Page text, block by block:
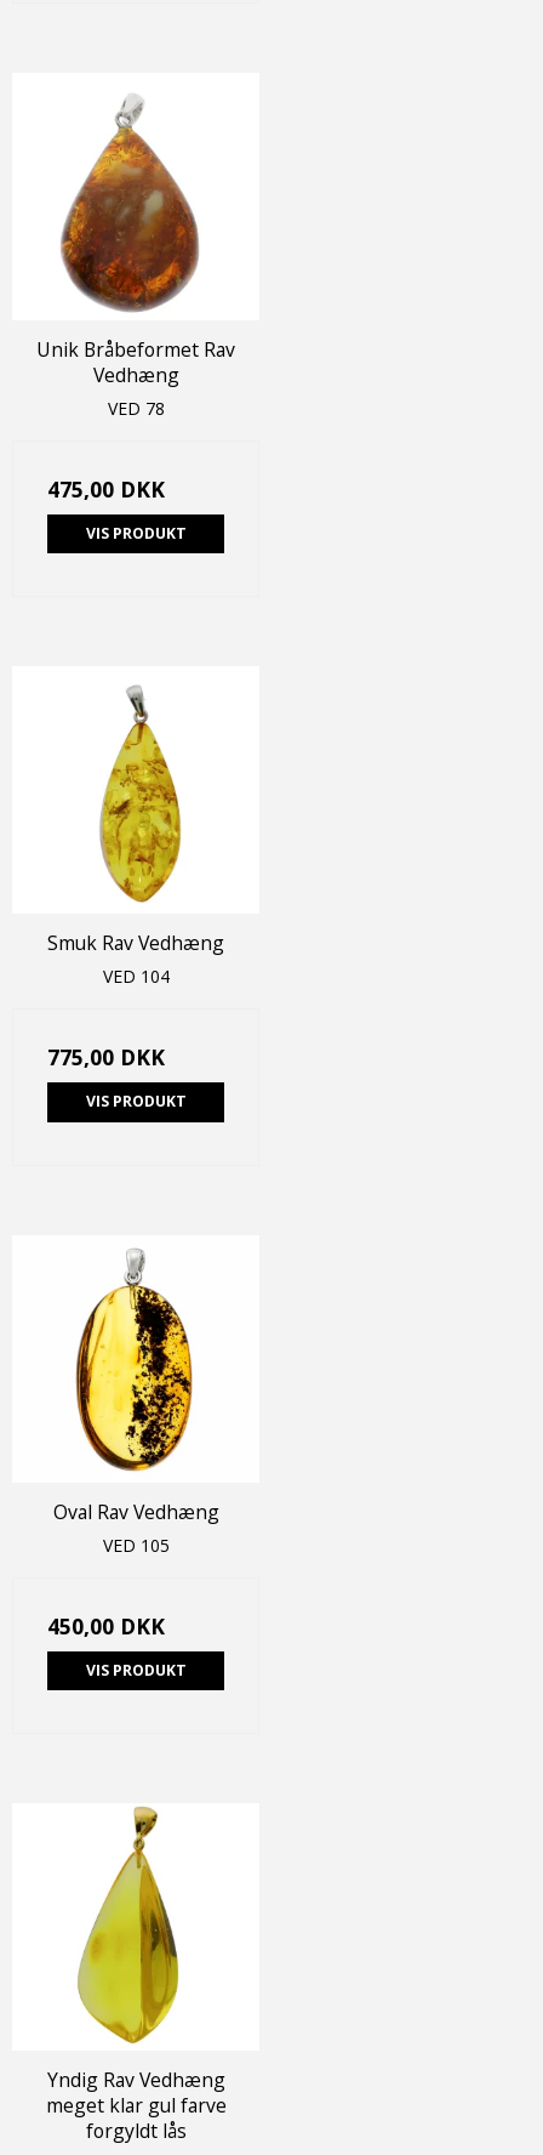
Unik Bråbeformet Rav
Vedhæng
VED 78
475,00 DKK
VIS PRODUKT
Smuk Rav Vedhæng
VED 104
775,00 DKK
VIS PRODUKT
Oval Rav Vedhæng
VED 105
450,00 DKK
VIS PRODUKT
Yndig Rav Vedhæng
meget klar gul farve
forgyldt lås